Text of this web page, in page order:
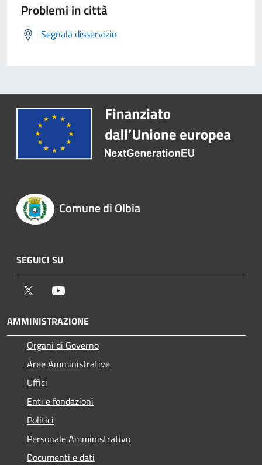
Problemi in città
Segnala disservizio
Comune di Olbia
SEGUICI SU
Twitter
AMMINISTRAZIONE
Organi di Governo
Aree Amministrative
Uffici
Enti e fondazioni
Politici
Personale Amministrativo
Documenti e dati